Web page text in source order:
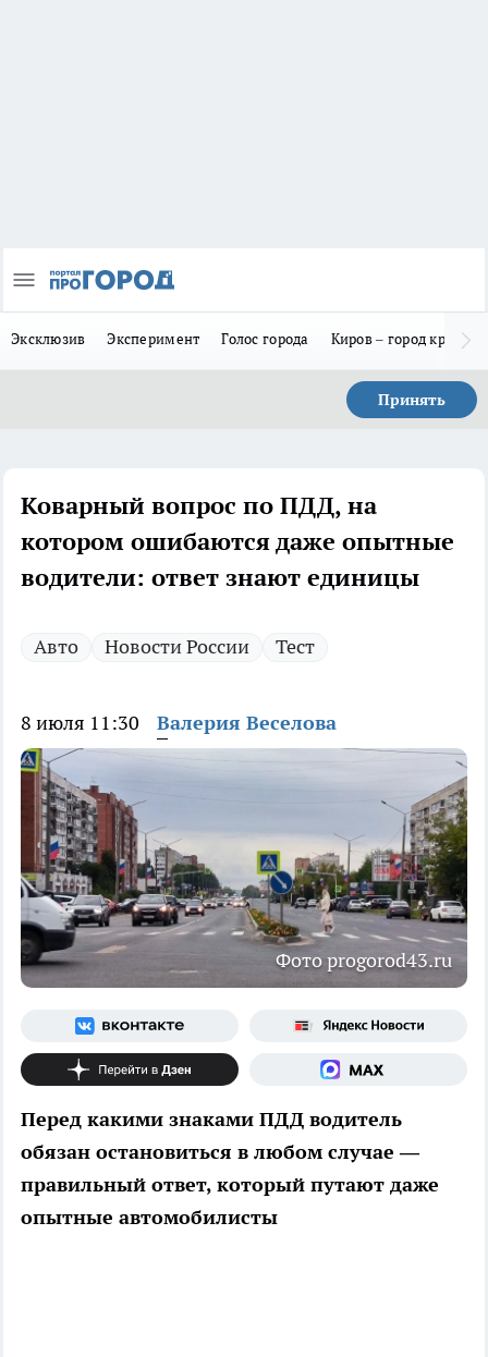
Эксклюзив Эксперимент Голос города Киров – город
Принять
Коварный вопрос по ПДД, на
котором ошибаются даже опытные
водители: ответ знают единицы
Авто Новости России Тест
8 июля 11:30 Валерия Веселова
Фото progorod43.ru
Перед какими знаками ПДД водитель
обязан остановиться в любом случае —
правильный ответ, который путают даже
опытные автомобилисты